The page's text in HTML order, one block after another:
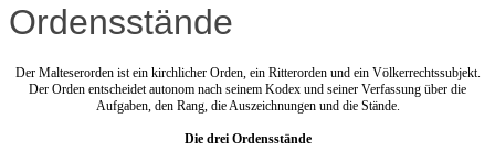
Ordensstände
Der Malteserorden ist ein kirchlicher Orden, ein Ritterorden und ein Völkerrechtssubjekt.
Der Orden entscheidet autonom nach seinem Kodex und seiner Verfassung über die
Aufgaben, den Rang, die Auszeichnungen und die Stände.
Die drei Ordensstände